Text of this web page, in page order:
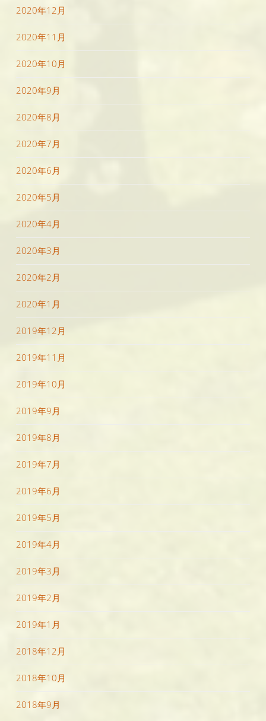
2020年12月
2020年11月
2020年10月
2020年9月
2020年8月
2020年7月
2020年6月
2020年5月
2020年4月
2020年3月
2020年2月
2020年1月
2019年12月
2019年11月
2019年10月
2019年9月
2019年8月
2019年7月
2019年6月
2019年5月
2019年4月
2019年3月
2019年2月
2019年1月
2018年12月
2018年10月
2018年9月